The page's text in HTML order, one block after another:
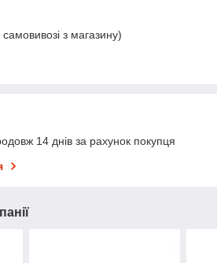
з магазину)
14 днів за рахунок покупця